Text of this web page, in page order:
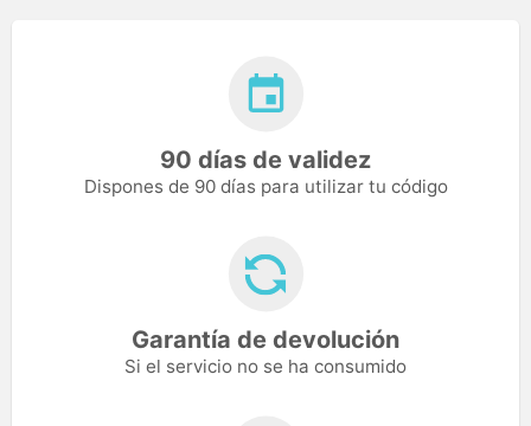
90 días de validez
Dispones de 90 días para utilizar tu código
Garantía de devolución
Si el servicio no se ha consumido